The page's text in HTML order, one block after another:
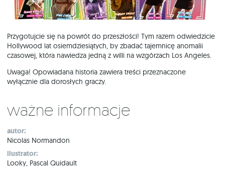
Przygotujcie się na powrót do przeszłości! Tym razem odwiedzicie
Hollywood lat osiemdziesiątych, by zbadać tajemnicę anomalii
czasowej, która nawiedza jedną z willi na wzgórzach Los Angeles.
Uwaga! Opowiadana historia zawiera treści przeznaczone
wyłącznie dla dorosłych graczy.
Ważne informacje
autor:
Nicolas Normandon
ilustrator:
Looky, Pascal Quidault